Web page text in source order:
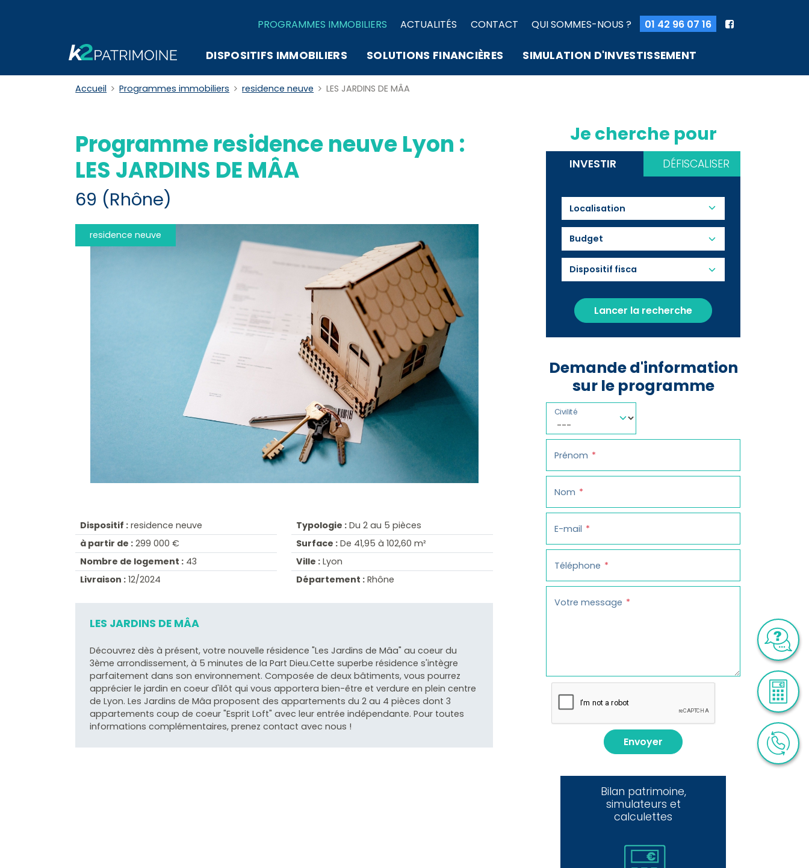
PROGRAMMES IMMOBILIERS ACTUALITÉS CONTACT QUI SOMMES-NOUS ? 01 42 96 07 16
DISPOSITIFS IMMOBILIERS SOLUTIONS FINANCIÈRES SIMULATION D'INVESTISSEMENT
Accueil Programmes immobiliers residence neuve LES JARDINS DE MÂA
Programme residence neuve Lyon :
LES JARDINS DE MÂA
69 (Rhône)
residence neuve
Dispositif : residence neuve
à partir de : 299 000 €
Nombre de logement : 43
Livraison : 12/2024
Typologie : Du 2 au 5 pièces
Surface : De 41,95 à 102,60 m²
Ville : Lyon
Département : Rhône
LES JARDINS DE MÂA
Découvrez dès à présent, votre nouvelle résidence "Les Jardins de Mâa" au coeur du
3ème arrondissement, à 5 minutes de la Part Dieu.Cette superbe résidence s'intègre
parfaitement dans son environnement. Composée de deux bâtiments, vous pourrez
apprécier le jardin en coeur d'ilôt qui vous apportera bien-être et verdure en plein centre
de Lyon. Les Jardins de Mâa proposent des appartements du 2 au 4 pièces dont 3
appartements coup de coeur "Esprit Loft" avec leur entrée indépendante. Pour toutes
informations complémentaires, prenez contact avec nous !
Je cherche pour
INVESTIR DÉFISCALISER
Budget
Lancer la recherche
Demande d'information
sur le programme
Civilité
Prénom
Nom
E-mail
Téléphone
Votre message
Envoyer
Bilan patrimoine,
simulateurs et
calculettes